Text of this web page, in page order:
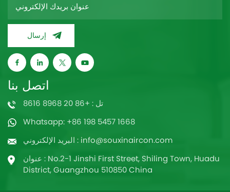
إرسال
اتصل بنا
تل : +86 20 8968 8616
Whatsapp: +86 198 5457 1668
البريد الإلكتروني : info@souxinaircon.com
عنوان : No.2-1 Jinshi First Street, Shiling Town, Huadu
District, Guangzhou 510850 China